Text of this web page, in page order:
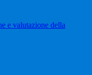
e valutazione della